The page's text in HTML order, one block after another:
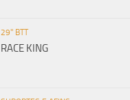
29" BTT
RACE KING